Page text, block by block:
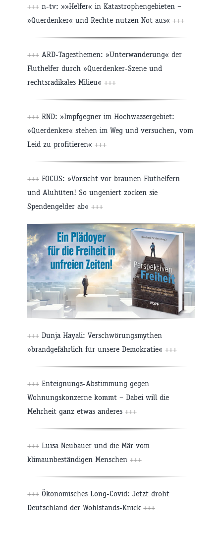
+++ n-tv: »»Helfer« in Katastrophengebieten –
»Querdenker« und Rechte nutzen Not aus« +++
+++ ARD-Tagesthemen: »Unterwanderung« der
Fluthelfer durch »Querdenker-Szene und
rechtsradikales Milieu« +++
+++ RND: »Impfgegner im Hochwassergebiet:
»Querdenker« stehen im Weg und versuchen, vom
Leid zu profitieren« +++
+++ FOCUS: »Vorsicht vor braunen Fluthelfern
und Aluhüten! So ungeniert zocken sie
Spendengelder ab« +++
+++ Dunja Hayali: Verschwörungsmythen
»brandgefährlich für unsere Demokratie« +++
+++ Enteignungs-Abstimmung gegen
Wohnungskonzerne kommt – Dabei will die
Mehrheit ganz etwas anderes +++
+++ Luisa Neubauer und die Mär vom
klimaunbeständigen Menschen +++
+++ Ökonomisches Long-Covid: Jetzt droht
Deutschland der Wohlstands-Knick +++